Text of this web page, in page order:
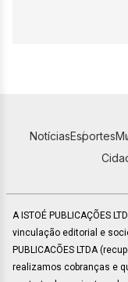
NotíciasEsportes
A ISTOÉ PUBLICAÇÕES
vinculação editorial e
PUBLICACÕES LTDA
realizamos cobranças e